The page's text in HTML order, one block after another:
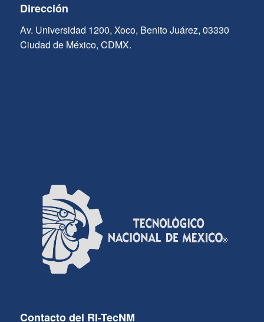
Dirección
Av. Universidad 1200, Xoco, Benito Juárez, 03330
Ciudad de México, CDMX.
Contacto del RI-TecNM